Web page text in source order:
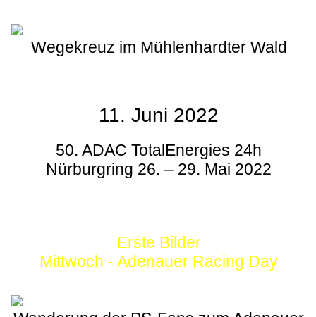
Wegekreuz im Mühlenhardter Wald
11. Juni 2022
50. ADAC TotalEnergies 24h
Nürburgring 26. – 29. Mai 2022
Erste Bilder
Mittwoch - Adenauer Racing Day